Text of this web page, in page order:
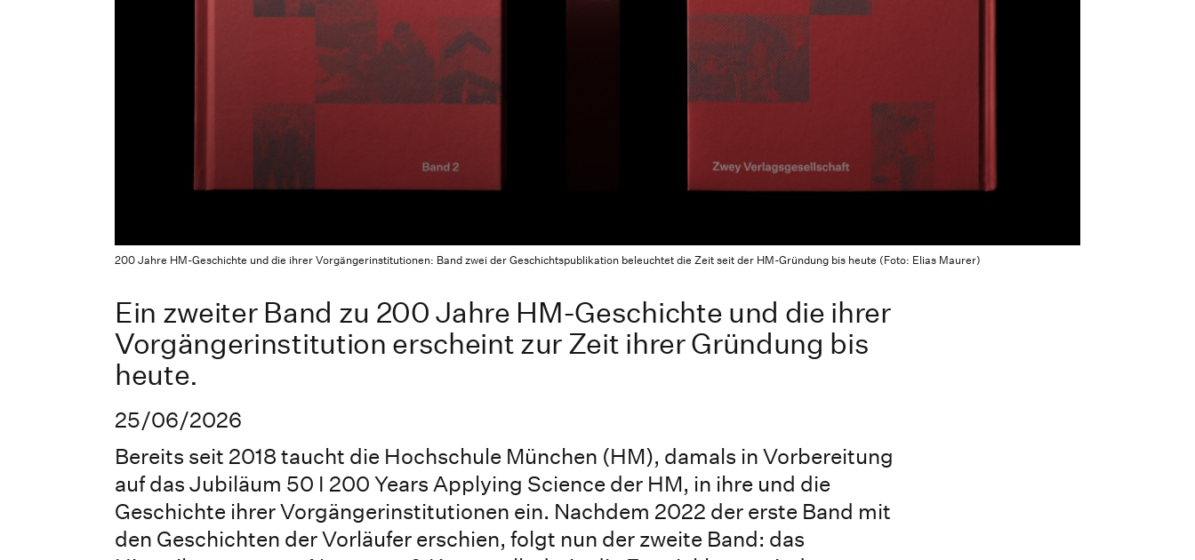
200 Jahre HM-Geschichte und die ihrer Vorgängerinstitutionen: Band zwei der Geschichtspublikation beleuchtet die Zeit seit der HM-Gründung bis heute (Foto: Elias Maurer)
Ein zweiter Band zu 200 Jahre HM-Geschichte und die ihrer
Vorgängerinstitution erscheint zur Zeit ihrer Gründung bis
heute.
25/06/2026
Bereits seit 2018 taucht die Hochschule München (HM), damals in Vorbereitung
auf das Jubiläum 50 I 200 Years Applying Science der HM, in ihre und die
Geschichte ihrer Vorgängerinstitutionen ein. Nachdem 2022 der erste Band mit
den Geschichten der Vorläufer erschien, folgt nun der zweite Band: das